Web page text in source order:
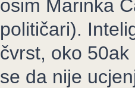
osim Marinka
političari).
čvrst, oko
se da nije